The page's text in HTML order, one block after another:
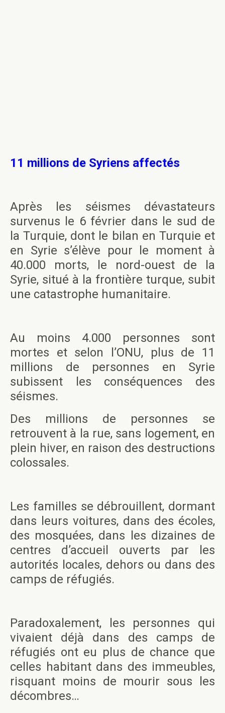
11 millions de Syriens affectés
Après les séismes dévastateurs
survenus le 6 février dans le sud de
la Turquie, dont le bilan en Turquie et
en Syrie s’élève pour le moment à
40.000 morts, le nord-ouest de la
Syrie, situé à la frontière turque, subit
une catastrophe humanitaire.
Au moins 4.000 personnes sont
mortes et selon l’ONU, plus de 11
millions de personnes en Syrie
subissent les conséquences des
séismes.
Des millions de personnes se
retrouvent à la rue, sans logement, en
plein hiver, en raison des destructions
colossales.
Les familles se débrouillent, dormant
dans leurs voitures, dans des écoles,
des mosquées, dans les dizaines de
centres d’accueil ouverts par les
autorités locales, dehors ou dans des
camps de réfugiés.
Paradoxalement, les personnes qui
vivaient déjà dans des camps de
réfugiés ont eu plus de chance que
celles habitant dans des immeubles,
risquant moins de mourir sous les
décombres…